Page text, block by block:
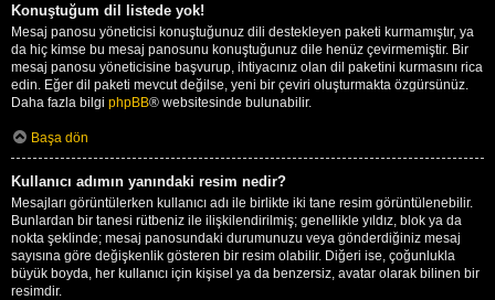
Konuştuğum dil listede yok!
Mesaj panosu yöneticisi konuştuğunuz dili destekleyen paketi kurmamıştır, ya
da hiç kimse bu mesaj panosunu konuştuğunuz dile henüz çevirmemiştir. Bir
mesaj panosu yöneticisine başvurup, ihtiyacınız olan dil paketini kurmasını rica
edin. Eğer dil paketi mevcut değilse, yeni bir çeviri oluşturmakta özgürsünüz.
Daha fazla bilgi phpBB® websitesinde bulunabilir.
Başa dön
Kullanıcı adımın yanındaki resim nedir?
Mesajları görüntülerken kullanıcı adı ile birlikte iki tane resim görüntülenebilir.
Bunlardan bir tanesi rütbeniz ile ilişkilendirilmiş; genellikle yıldız, blok ya da
nokta şeklinde; mesaj panosundaki durumunuzu veya gönderdiğiniz mesaj
sayısına göre değişkenlik gösteren bir resim olabilir. Diğeri ise, çoğunlukla
büyük boyda, her kullanıcı için kişisel ya da benzersiz, avatar olarak bilinen bir
resimdir.